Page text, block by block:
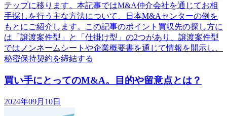
テップに移ります。本記事ではM&A仲介会社を通じてお相
手探しを行う主な方法について、日本M&Aセンターの例を
もとにご紹介します。この記事のポイント買収先の探し方に
は「譲渡案件型」と「仕掛け型」の2つがあり、譲渡案件型
ではノンネームシートや企業概要書を通じて情報を開示し、
秘密保持契約を締結する
買い手にとってのM&A。目的や留意点とは？
2024年09月10日